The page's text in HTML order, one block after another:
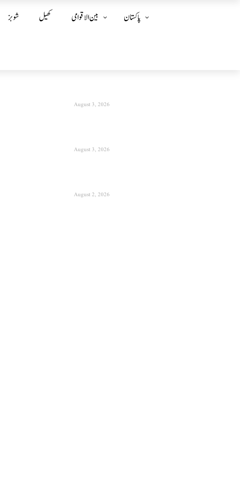
شوبز کھیل بین الا قوامی پاکستان
August 3, 2026
August 3, 2026
August 2, 2026